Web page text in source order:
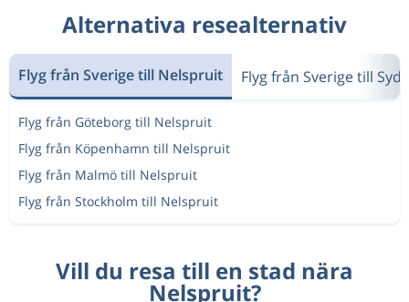
Alternativa resealternativ
Flyg från Sverige till Nelspruit Flyg från Sverige till
Flyg från Göteborg till Nelspruit
Flyg från Köpenhamn till Nelspruit
Flyg från Malmö till Nelspruit
Flyg från Stockholm till Nelspruit
Vill du resa till en stad nära
Nelspruit?